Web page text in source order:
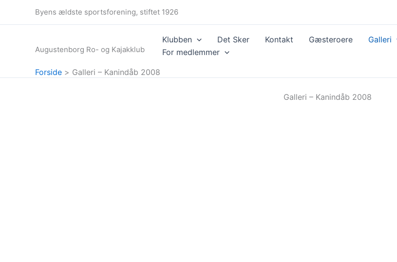
Byens ældste sportsforening, stiftet 1926
Augustenborg Ro- og Kajakklub
Klubben Det Sker Kontakt Gæsteroere Galleri
For medlemmer
Forside Galleri – Kanindåb 2008
Galleri – Kanindåb 2008